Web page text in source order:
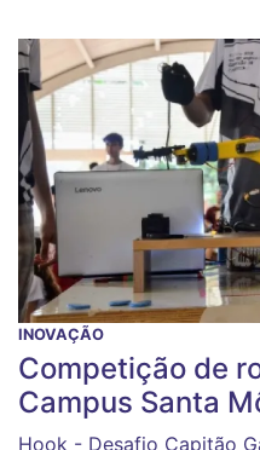
INOVAÇÃO
Competição de
Campus Santa
Hook - Desafio Capitão